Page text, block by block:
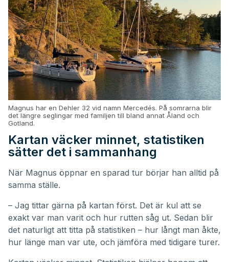
Magnus har en Dehler 32 vid namn Mercedés. På somrarna blir
det längre seglingar med familjen till bland annat Åland och
Gotland.
Kartan väcker minnet, statistiken
sätter det i sammanhang
När Magnus öppnar en sparad tur börjar han alltid på
samma ställe.
– Jag tittar gärna på kartan först. Det är kul att se
exakt var man varit och hur rutten såg ut. Sedan blir
det naturligt att titta på statistiken – hur långt man åkte,
hur länge man var ute, och jämföra med tidigare turer.